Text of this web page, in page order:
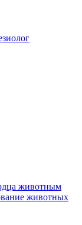
животным
животных